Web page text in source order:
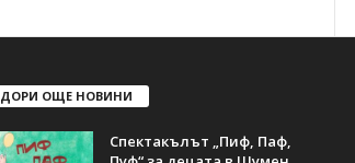
ДОРИ ОЩЕ НОВИНИ
Спектакълът „Пиф, Паф,